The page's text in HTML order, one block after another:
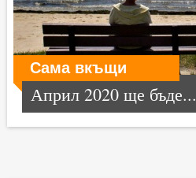
Сама вкъщи
Април 2020 ще бъде...